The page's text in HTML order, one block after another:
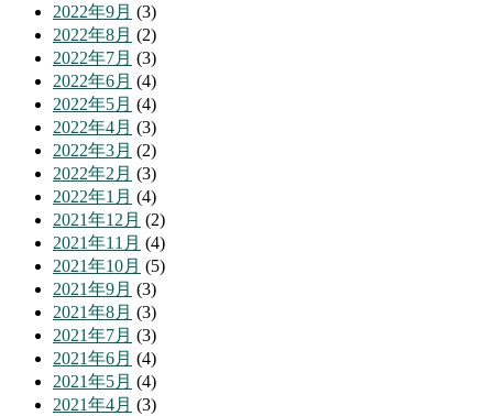
2022年9月 (3)
2022年8月 (2)
2022年7月 (3)
2022年6月 (4)
2022年5月 (4)
2022年4月 (3)
2022年3月 (2)
2022年2月 (3)
2022年1月 (4)
2021年12月 (2)
2021年11月 (4)
2021年10月 (5)
2021年9月 (3)
2021年8月 (3)
2021年7月 (3)
2021年6月 (4)
2021年5月 (4)
2021年4月 (3)